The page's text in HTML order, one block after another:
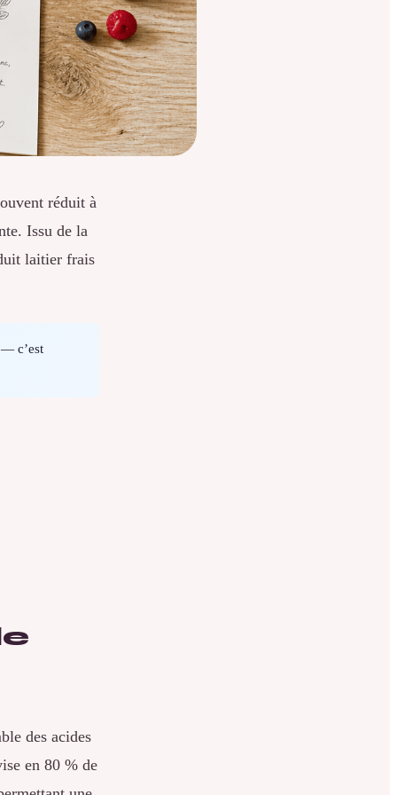
réduit à
Issu de la
laitier frais
c’est
des acides
en 80 % de